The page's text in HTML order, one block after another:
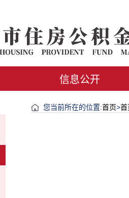
信息公开
您当前所在的位置:首页>首